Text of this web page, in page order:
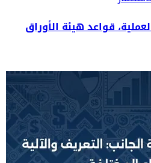
قواعد هيئة الأوراق